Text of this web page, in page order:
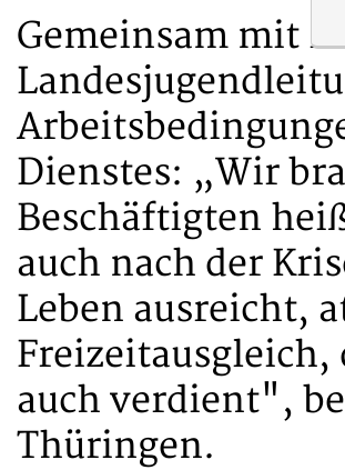
Gemeinsam mit
Dienstes: „Wir
Beschäftigten
auch nach der
Leben ausreicht,
Freizeitausgleich,
auch verdient",
Thüringen.